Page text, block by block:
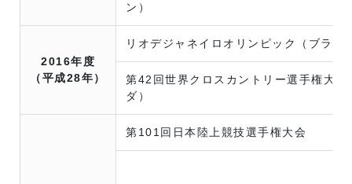
ン）
2016年度
（平成28年）
リオデジャネイロオリンピック（ブラジ
第42回世界クロスカントリー選手権大会
ダ）
第101回日本陸上競技選手権大会